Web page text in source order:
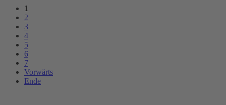
1
2
3
4
5
6
7
Vorwärts
Ende